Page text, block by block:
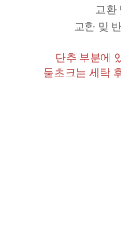
교환
교환 및
단추 부분에
물초크는 세탁